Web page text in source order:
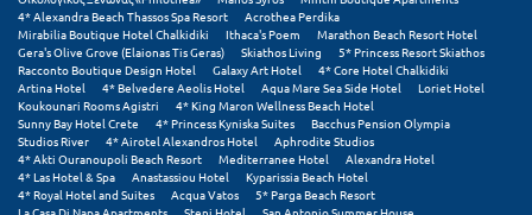
Ρόδος
Σ
Σαλαμίνα
Σαμοθράκη
4* Alexandra Beach Thassos Spa Resort
Acrothea Perdika
Mirabilia Boutique Hotel Chalkidiki
Ithaca's Poem
Marathon Beach Resort Hotel
Gera's Olive Grove (Elaionas Tis Geras)
Skiathos Living
5* Princess Resort Skiathos
Racconto Boutique Design Hotel
Galaxy Art Hotel
4* Core Hotel Chalkidiki
Artina Hotel
4* Belvedere Aeolis Hotel Aqua Mare Sea Side Hotel
Loriet Hotel
Koukounari Rooms Agistri
4* King Maron Wellness Beach Hotel
Sunny Bay Hotel Crete
4* Princess Kyniska Suites
Bacchus Pension Olympia
Studios River
4* Airotel Alexandros Hotel
Aphrodite Studios
4* Akti Ouranoupoli Beach Resort
Mediterranee Hotel
Alexandra Hotel
4* Las Hotel & Spa
Anastassiou Hotel
Kyparissia Beach Hotel
4* Royal Hotel and Suites
Acqua Vatos
5* Parga Beach Resort